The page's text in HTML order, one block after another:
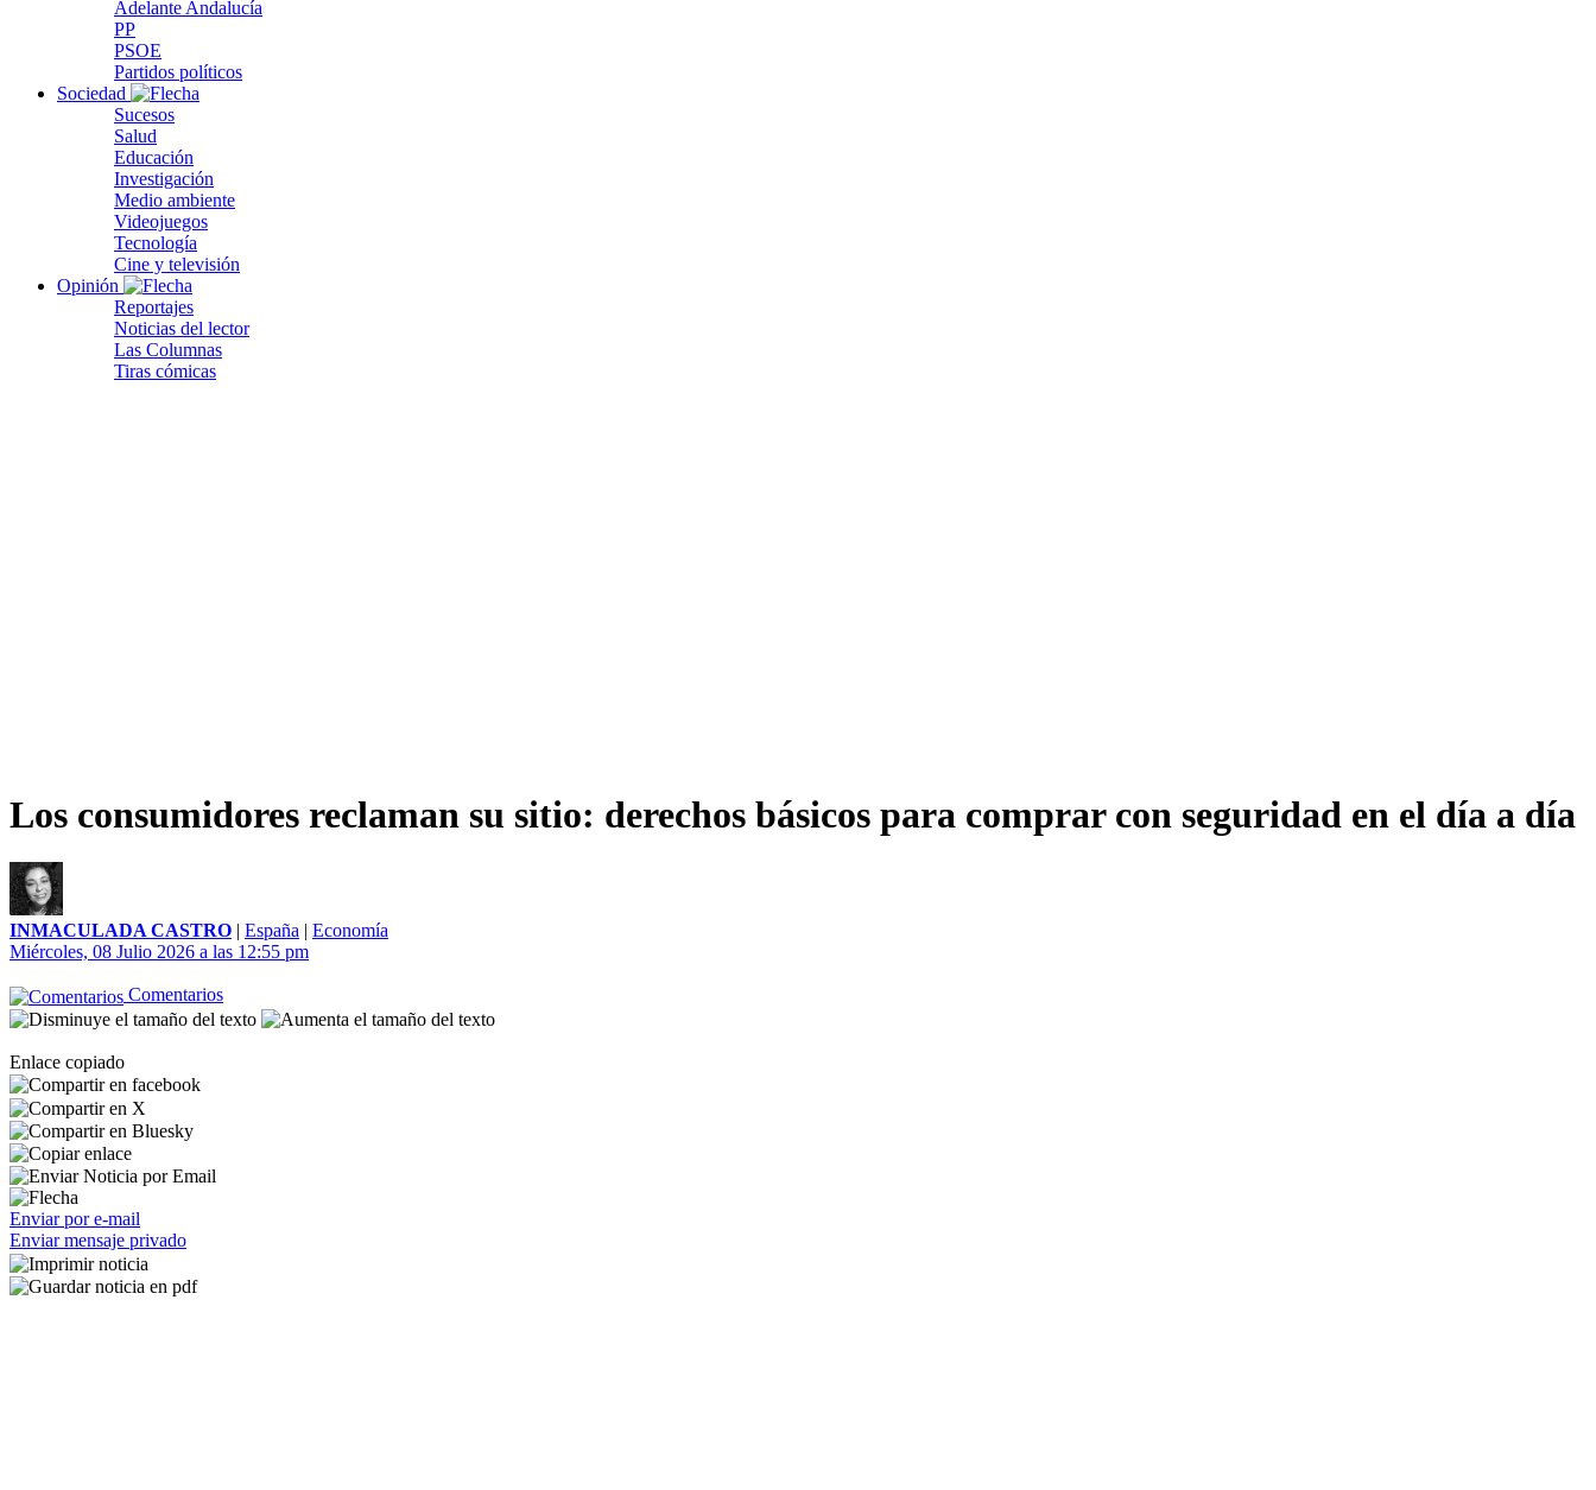
Adelante Andalucía
PP
PSOE
Partidos políticos
Sociedad
Sucesos
Salud
Educación
Investigación
Medio ambiente
Videojuegos
Tecnología
Cine y televisión
Opinión
Reportajes
Noticias del lector
Las Columnas
Tiras cómicas
Los consumidores reclaman su sitio: derechos básicos para comprar con seguridad en el día a día
INMACULADA CASTRO | España | Economía
Miércoles, 08 Julio 2026 a las 12:55 pm
Comentarios
Enlace copiado
Enviar por e-mail
Enviar mensaje privado